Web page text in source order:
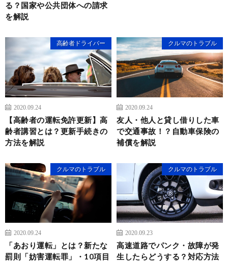
る？国家や公共団体への請求
を解説
高齢者ドライバー
2020.09.24
【高齢者の運転免許更新】高
齢者講習とは？更新手続きの
方法を解説
クルマのトラブル
2020.09.24
友人・他人と貸し借りした車
で交通事故！？自動車保険の
補償を解説
クルマのトラブル
2020.09.24
「あおり運転」とは？新たな
罰則「妨害運転罪」・10項目
クルマのトラブル
2020.09.23
高速道路でパンク・故障が発
生したらどうする？対応方法